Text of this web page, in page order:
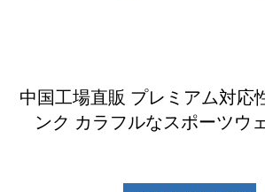
中国工場直販 プレミアム対応
ンク カラフルなスポーツウ